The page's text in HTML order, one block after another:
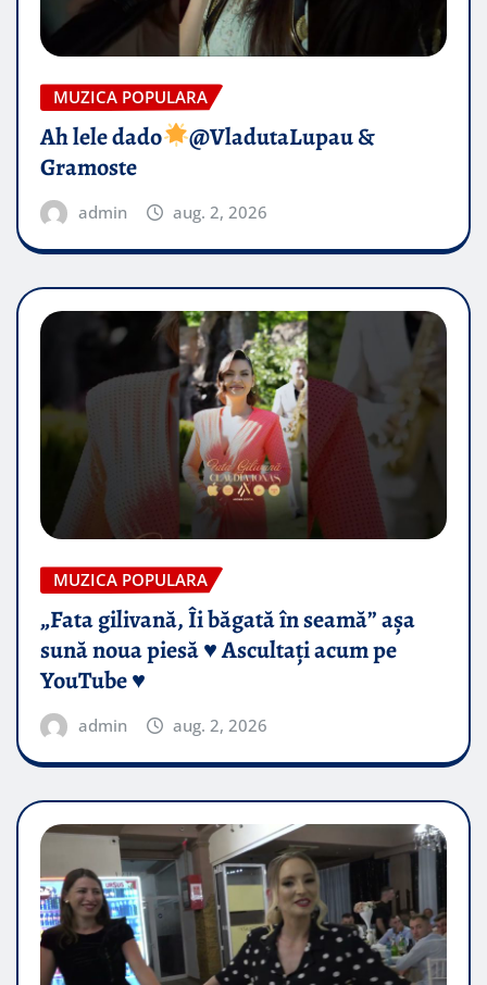
MUZICA POPULARA
Ah lele dado​
@VladutaLupau &
Gramoste
admin aug. 2, 2026
MUZICA POPULARA
„Fata gilivană, Îi băgată în seamă” așa
sună noua piesă ♥️ Ascultați acum pe
YouTube ♥️
admin aug. 2, 2026